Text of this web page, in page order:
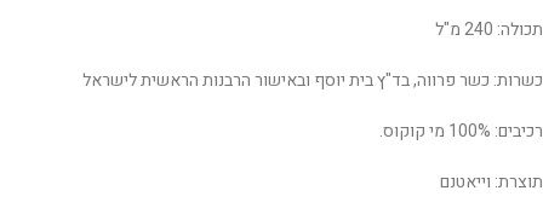
תכולה: 240 מ"ל
כשרות: כשר פרווה, בד"ץ בית יוסף ובאישור הרבנות הראשית לישראל
רכיבים: 100% מי קוקוס.
תוצרת: וייאטנם